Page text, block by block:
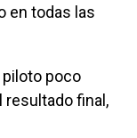
en todas las
poco
final,